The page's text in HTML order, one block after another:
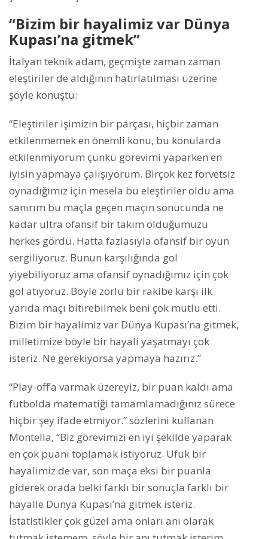
“Bizim bir hayalimiz var Dünya
Kupası’na gitmek”
İtalyan teknik adam, geçmişte zaman zaman
eleştiriler de aldığının hatırlatılması üzerine
şöyle konuştu:
“Eleştiriler işimizin bir parçası, hiçbir zaman
etkilenmemek en önemli konu, bu konularda
etkilenmiyorum çünkü görevimi yaparken en
iyisin yapmaya çalışıyorum. Birçok kez forvetsiz
oynadığımız için mesela bu eleştiriler oldu ama
sanırım bu maçla geçen maçın sonucunda ne
kadar ultra ofansif bir takım olduğumuzu
herkes gördü. Hatta fazlasıyla ofansif bir oyun
sergiliyoruz. Bunun karşılığında gol
yiyebiliyoruz ama ofansif oynadığımız için çok
gol atıyoruz. Böyle zorlu bir rakibe karşı ilk
yarıda maçı bitirebilmek beni çok mutlu etti.
Bizim bir hayalimiz var Dünya Kupası’na gitmek,
milletimize böyle bir hayali yaşatmayı çok
isteriz. Ne gerekiyorsa yapmaya hazırız.”
“Play-off’a varmak üzereyiz, bir puan kaldı ama
futbolda matematiği tamamlamadığınız sürece
hiçbir şey ifade etmiyor.” sözlerini kullanan
Montella, “Biz görevimizi en iyi şekilde yaparak
en çok puanı toplamak istiyoruz. Ufuk bir
hayalimiz de var, son maça eksi bir puanla
giderek orada belki farklı bir sonuçla farklı bir
hayalle Dünya Kupası’na gitmek isteriz.
İstatistikler çok güzel ama onları anı olarak